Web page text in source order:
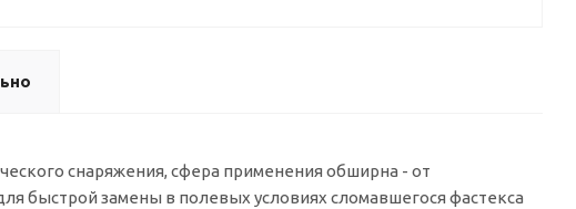
снаряжения, сфера применения обширна - от
быстрой замены в полевых условиях сломавшегося фастекса